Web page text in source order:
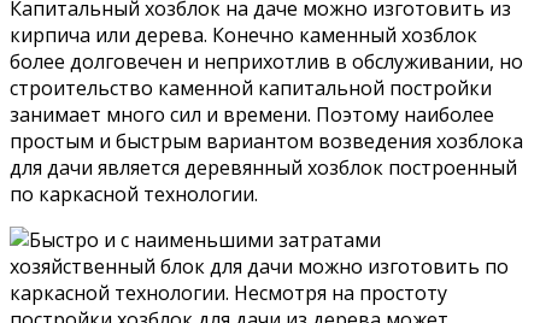
Капитальный хозблок на даче можно изготовить из
кирпича или дерева. Конечно каменный хозблок
более долговечен и неприхотлив в обслуживании, но
строительство каменной капитальной постройки
занимает много сил и времени. Поэтому наиболее
простым и быстрым вариантом возведения хозблока
для дачи является деревянный хозблок построенный
по каркасной технологии.